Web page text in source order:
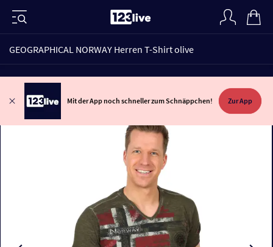
GEOGRAPHICAL NORWAY Herren T-Shirt olive
Mit der App noch schneller zum Schnäppchen! Zur App